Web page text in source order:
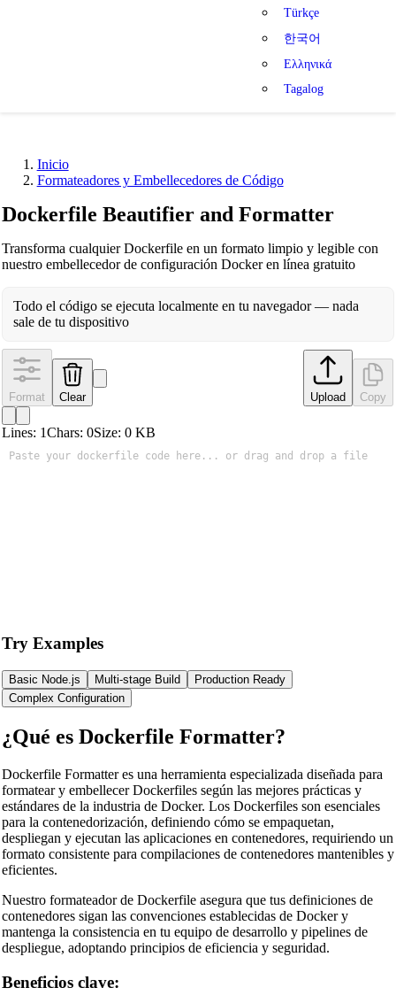
Türkçe
한국어
Ελληνικά
Tagalog
Inicio
Formateadores y Embellecedores de Código
Dockerfile Beautifier and Formatter
Transforma cualquier Dockerfile en un formato limpio y legible con
nuestro embellecedor de configuración Docker en línea gratuito
Todo el código se ejecuta localmente en tu navegador — nada
sale de tu dispositivo
Format Clear Upload Copy
Lines: 1Chars: 0Size: 0KB
Try Examples
Basic Node.js Multi-stage Build
Production Ready
Complex Configuration
¿Qué es Dockerfile Formatter?
Dockerfile Formatter es una herramienta especializada diseñada para
formatear y embellecer Dockerfiles según las mejores prácticas y
estándares de la industria de Docker. Los Dockerfiles son esenciales
para la contenedorización, definiendo cómo se empaquetan,
despliegan y ejecutan las aplicaciones en contenedores, requiriendo un
formato consistente para compilaciones de contenedores mantenibles y
eficientes.
Nuestro formateador de Dockerfile asegura que tus definiciones de
contenedores sigan las convenciones establecidas de Docker y
mantenga la consistencia en tu equipo de desarrollo y pipelines de
despliegue, adoptando principios de eficiencia y seguridad.
Beneficios clave: